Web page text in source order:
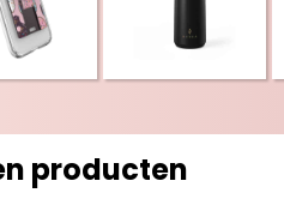
producten